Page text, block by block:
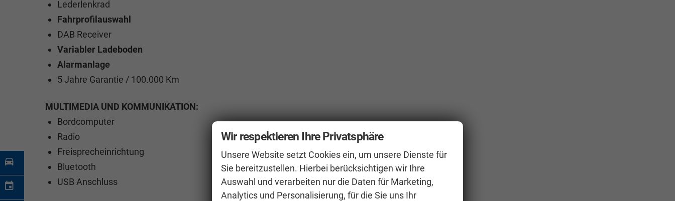
Lederlenkrad
Fahrprofilauswahl
DAB Receiver
Variabler Ladeboden
Alarmanlage
5 Jahre Garantie / 100.000 Km
MULTIMEDIA UND KOMMUNIKATION:
Bordcomputer
Radio
Freisprecheinrichtung
Bluetooth
USB Anschluss
Wir respektieren Ihre Privatsphäre
Unsere Website setzt Cookies ein, um unsere Dienste für
Sie bereitzustellen. Hierbei berücksichtigen wir Ihre
Auswahl und verarbeiten nur die Daten für Marketing,
Analytics und Personalisierung, für die Sie uns Ihr